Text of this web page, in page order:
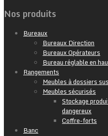
Nos produits
Bureaux
Bureaux Direction
Bureaux Opérateurs
Bureau réglable en
Rangements
Meubles à dossiers
Meubles sécurisés
Stockage
dangereux
Coffre-forts
Banc